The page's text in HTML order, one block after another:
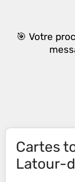
🎯 Votre
Cartes
Latour-